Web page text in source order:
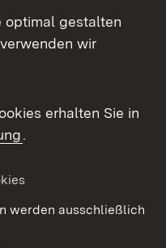
optimal gestalten
wir
erhalten Sie in
.
werden ausschließlich